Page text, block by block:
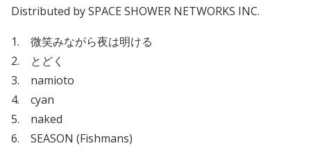
Distributed by SPACE SHOWER NETWORKS INC.
1. 微笑みながら夜は明ける
2. とどく
3. namioto
4. cyan
5. naked
6. SEASON (Fishmans)